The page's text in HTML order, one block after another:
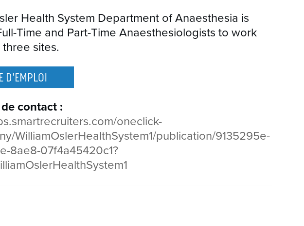
Health System Department of Anaesthesia is
Time and Part-Time Anaesthesiologists to work
sites.
D'EMPLOI
contact :
oneclick-
WilliamOslerHealthSystem1/publication/9135295e-
8ae8-07f4a45420c1?